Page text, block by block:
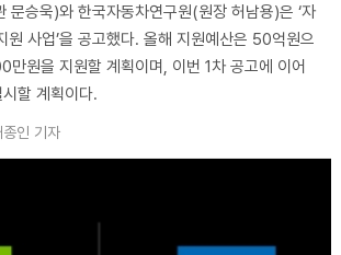
문승욱)와 한국자동차연구원(원장 허남용)은 ‘자
원 사업’을 공고했다. 올해 지원예산은 50억원으
만원을 지원할 계획이며, 이번 1차 공고에 이어
할 계획이다.
종인 기자